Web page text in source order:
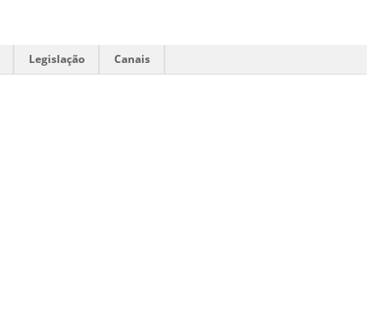
Legislação Canais